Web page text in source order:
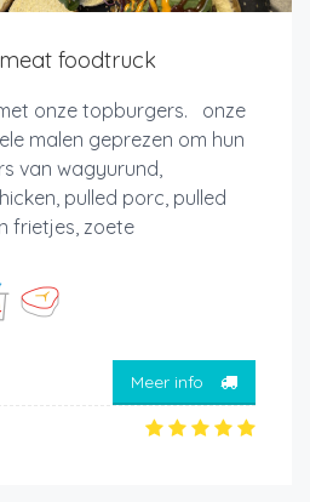
foodtruck
onze topburgers. onze
malen geprezen om hun
van wagyurund,
pulled porc, pulled
frietjes, zoete
Meer info